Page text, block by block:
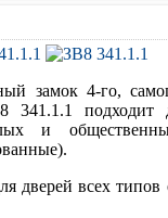
замок 4-го,
подходит
и
дверей всех типов